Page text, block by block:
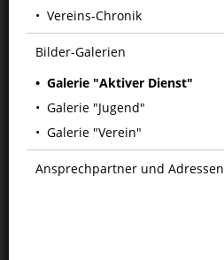
Vereins-Chronik
Bilder-Galerien
Galerie "Aktiver Dienst"
Galerie "Jugend"
Galerie "Verein"
Ansprechpartner und Adressen